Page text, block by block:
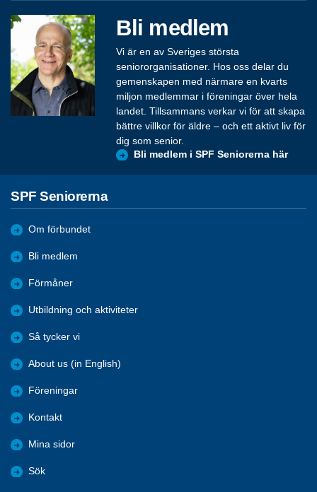
Bli medlem
Vi är en av Sveriges största
seniororganisationer. Hos oss delar du
gemenskapen med närmare en kvarts
miljon medlemmar i föreningar över hela
landet. Tillsammans verkar vi för att skapa
bättre villkor för äldre – och ett aktivt liv för
dig som senior.
Bli medlem i SPF Seniorerna här
SPF Seniorerna
Om förbundet
Bli medlem
Förmåner
Utbildning och aktiviteter
Så tycker vi
About us (in English)
Föreningar
Kontakt
Mina sidor
Sök